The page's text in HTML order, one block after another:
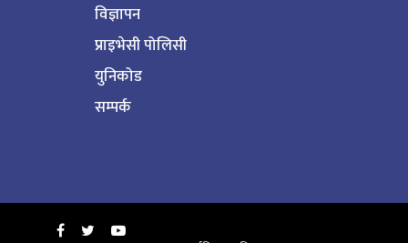
विज्ञापन
प्राइभेसी पोलिसी
युनिकोड
सम्पर्क